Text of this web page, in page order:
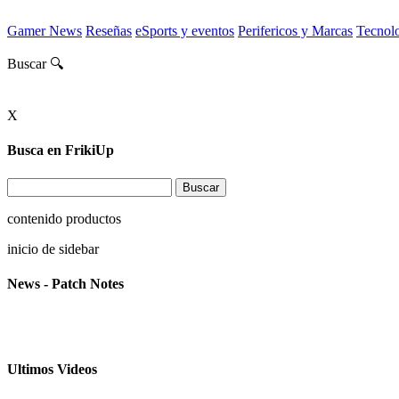
Gamer News Reseñas eSports y eventos Perifericos y Marcas
Buscar 🔍
X
Busca en FrikiUp
contenido productos
inicio de sidebar
News - Patch Notes
Ultimos Videos